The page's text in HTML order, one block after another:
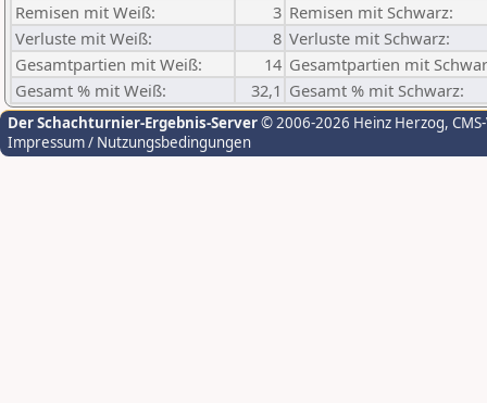
Remisen mit Weiß:
3 Remisen mit Schwarz:
Verluste mit Weiß:
8 Verluste mit Schwarz:
Gesamtpartien mit Weiß:
14 Gesamtpartien mit
Gesamt % mit Weiß:
32,1 Gesamt % mit Schwarz:
Der Schachturnier-Ergebnis-Server© 2006-2026 Heinz Herzog,
Impressum / Nutzungsbedingungen